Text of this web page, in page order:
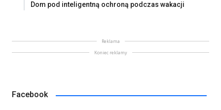
Dom pod inteligentną ochroną podczas wakacji
Reklama
Koniec reklamy
Facebook